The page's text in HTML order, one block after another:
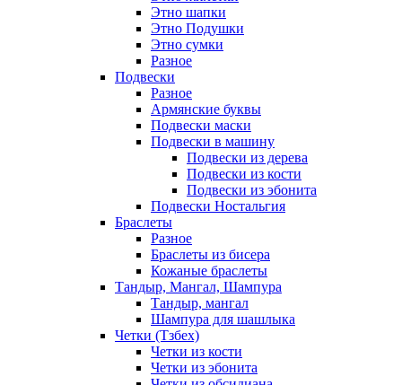
Этно шапки
Этно Подушки
Этно сумки
Разное
Подвески
Разное
Армянские буквы
Подвески маски
Подвески в машину
Подвески из дерева
Подвески из кости
Подвески из эбонита
Подвески Ностальгия
Браслеты
Разное
Браслеты из бисера
Кожаные браслеты
Тандыр, Мангал, Шампура
Тандыр, мангал
Шампура для шашлыка
Четки (Тзбех)
Четки из кости
Четки из эбонита